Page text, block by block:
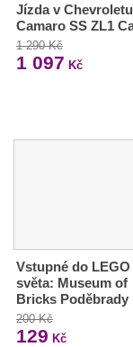
Jízda v Chevroletu
Camaro SS ZL1
1 290 Kč
1 097 Kč
Vstupné do LEGO
světa: Museum of
Bricks Poděbrady
200 Kč
129 Kč